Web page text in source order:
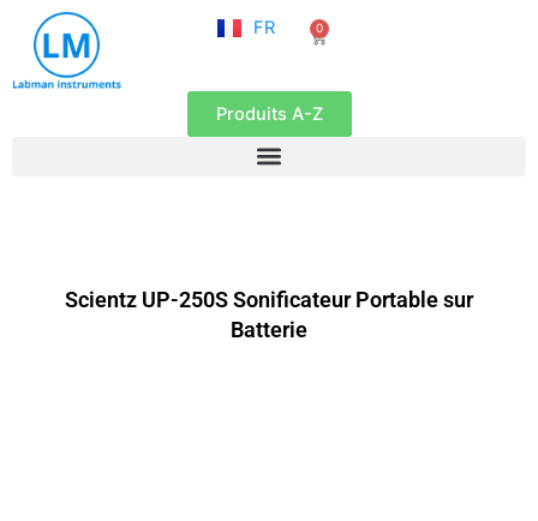
contenu
FR
EN
0
Panier
Produits A-Z
Scientz UP-250S Sonificateur Portable sur
Batterie